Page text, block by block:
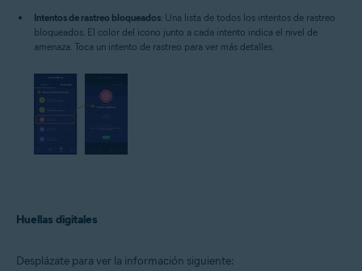
Intentos de rastreo bloqueados: Una lista de todos los intentos de rastreo
bloqueados. El color del icono junto a cada intento indica el nivel de
amenaza. Toca un intento de rastreo para ver más detalles.
Huellas digitales
Desplázate para ver la información siguiente: